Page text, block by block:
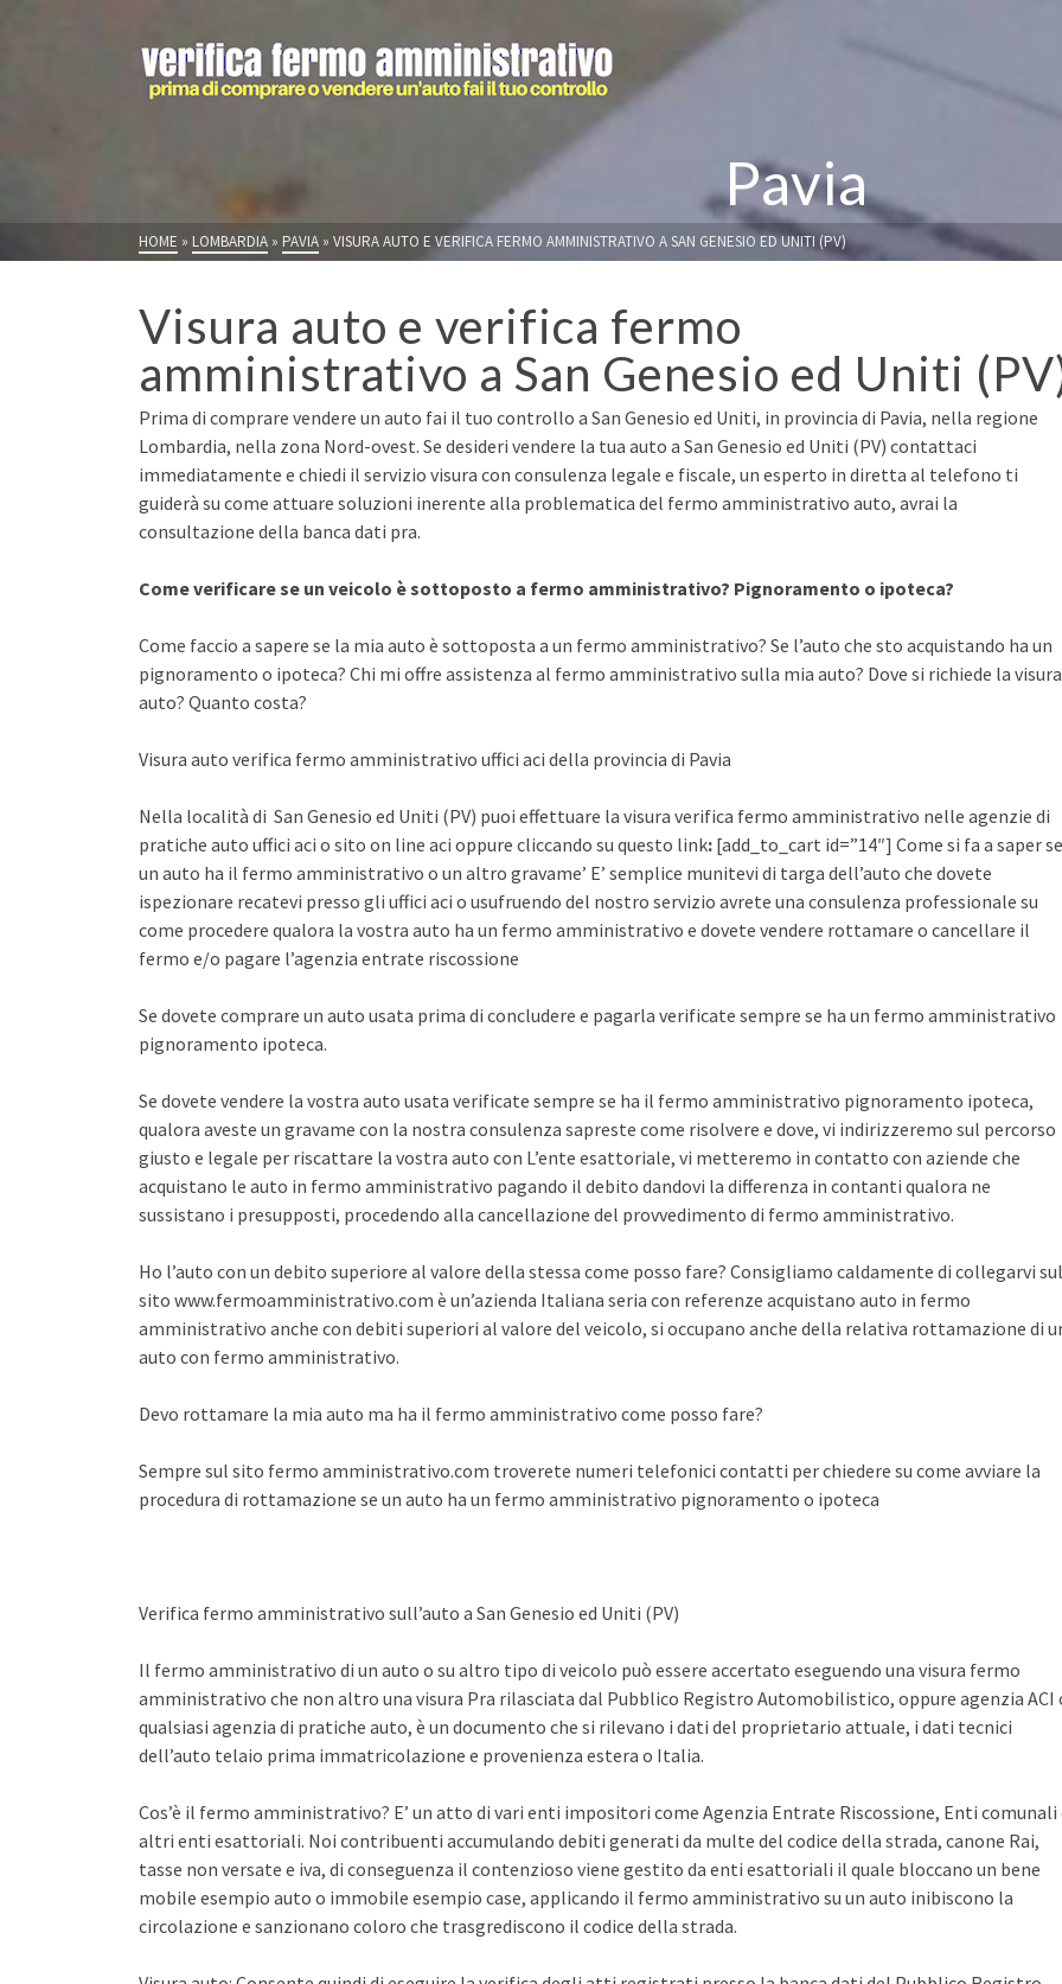
Pavia
HOME » LOMBARDIA » PAVIA » VISURA AUTO E VERIFICA FERMO AMMINISTRATIVO A SAN GENESIO ED UNITI (PV)
Visura auto e verifica fermo
amministrativo a San Genesio ed Uniti
Prima di comprare vendere un auto fai il tuo controllo a San Genesio ed Uniti, in provincia di Pavia, nella regione
Lombardia, nella zona Nord-ovest. Se desideri vendere la tua auto a San Genesio ed Uniti (PV) contattaci
immediatamente e chiedi il servizio visura con consulenza legale e fiscale, un esperto in diretta al telefono ti
guiderà su come attuare soluzioni inerente alla problematica del fermo amministrativo auto, avrai la
consultazione della banca dati pra.
Come verificare se un veicolo è sottoposto a fermo amministrativo? Pignoramento o ipoteca?
Come faccio a sapere se la mia auto è sottoposta a un fermo amministrativo? Se l’auto che sto acquistando ha un
pignoramento o ipoteca? Chi mi offre assistenza al fermo amministrativo sulla mia auto? Dove si richiede la visura
auto? Quanto costa?
Visura auto verifica fermo amministrativo uffici aci della provincia di Pavia
Nella località di San Genesio ed Uniti (PV) puoi effettuare la visura verifica fermo amministrativo nelle agenzie di
pratiche auto uffici aci o sito on line aci oppure cliccando su questo link: [add_to_cart id=”14″] Come si fa a saper se
un auto ha il fermo amministrativo o un altro gravame’ E’ semplice munitevi di targa dell’auto che dovete
ispezionare recatevi presso gli uffici aci o usufruendo del nostro servizio avrete una consulenza professionale su
come procedere qualora la vostra auto ha un fermo amministrativo e dovete vendere rottamare o cancellare il
fermo e/o pagare l’agenzia entrate riscossione
Se dovete comprare un auto usata prima di concludere e pagarla verificate sempre se ha un fermo amministrativo
pignoramento ipoteca.
Se dovete vendere la vostra auto usata verificate sempre se ha il fermo amministrativo pignoramento ipoteca,
qualora aveste un gravame con la nostra consulenza sapreste come risolvere e dove, vi indirizzeremo sul percorso
giusto e legale per riscattare la vostra auto con L’ente esattoriale, vi metteremo in contatto con aziende che
acquistano le auto in fermo amministrativo pagando il debito dandovi la differenza in contanti qualora ne
sussistano i presupposti, procedendo alla cancellazione del provvedimento di fermo amministrativo.
Ho l’auto con un debito superiore al valore della stessa come posso fare? Consigliamo caldamente di collegarvi sul
sito www.fermoamministrativo.com è un’azienda Italiana seria con referenze acquistano auto in fermo
amministrativo anche con debiti superiori al valore del veicolo, si occupano anche della relativa rottamazione di
auto con fermo amministrativo.
Devo rottamare la mia auto ma ha il fermo amministrativo come posso fare?
Sempre sul sito fermo amministrativo.com troverete numeri telefonici contatti per chiedere su come avviare la
procedura di rottamazione se un auto ha un fermo amministrativo pignoramento o ipoteca
Verifica fermo amministrativo sull’auto a San Genesio ed Uniti (PV)
Il fermo amministrativo di un auto o su altro tipo di veicolo può essere accertato eseguendo una visura fermo
amministrativo che non altro una visura Pra rilasciata dal Pubblico Registro Automobilistico, oppure agenzia ACI
qualsiasi agenzia di pratiche auto, è un documento che si rilevano i dati del proprietario attuale, i dati tecnici
dell’auto telaio prima immatricolazione e provenienza estera o Italia.
Cos’è il fermo amministrativo? E’ un atto di vari enti impositori come Agenzia Entrate Riscossione, Enti comunali
altri enti esattoriali. Noi contribuenti accumulando debiti generati da multe del codice della strada, canone Rai,
tasse non versate e iva, di conseguenza il contenzioso viene gestito da enti esattoriali il quale bloccano un bene
mobile esempio auto o immobile esempio case, applicando il fermo amministrativo su un auto inibiscono la
circolazione e sanzionano coloro che trasgrediscono il codice della strada.